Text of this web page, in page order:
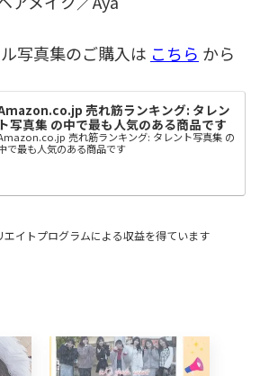
写真集のご購入は こちら から
売れ筋ランキング: タレン
ト写真集 の中で最も人気のある商品です
売れ筋ランキング: タレント写真集 の
で最も人気のある商品です
イトプログラムによる収益を得ています